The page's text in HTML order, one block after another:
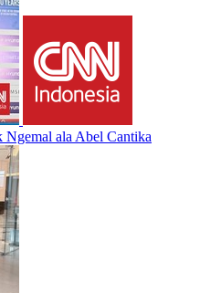
ala Abel Cantika